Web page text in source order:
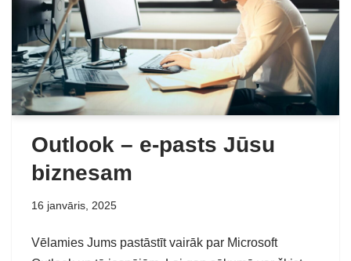
Outlook – e-pasts Jūsu
biznesam
16 janvāris, 2025
Vēlamies Jums pastāstīt vairāk par Microsoft